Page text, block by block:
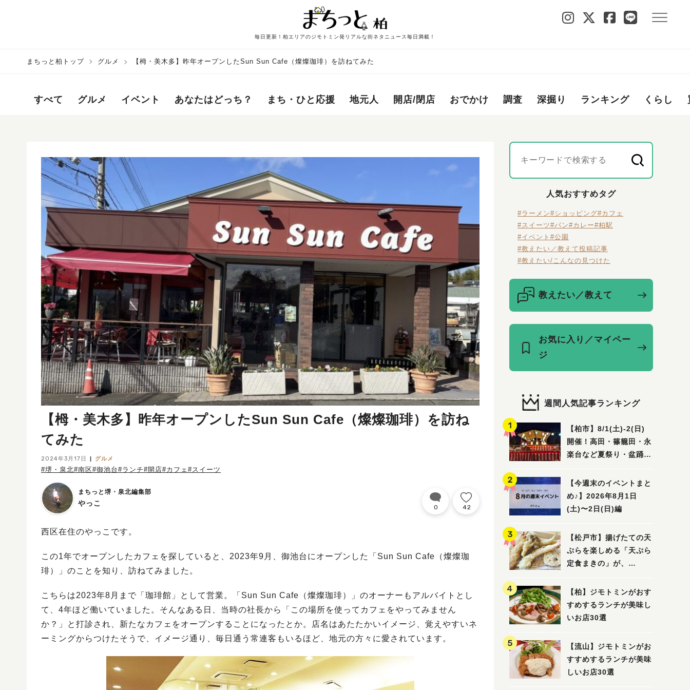
毎日更新！柏エリアのジモトミン発リアルな街ネタニュース毎日満載！
まちっと柏トップ グルメ 【栂・美木多】昨年オープンしたSun Sun Cafe（燦燦珈琲）を訪ねてみた
すべて グルメ イベント あなたはどっち？ まち・ひと応援 地元人 開店/閉店 おでかけ 調査 深掘り ランキング くらし
【栂・美木多】昨年オープンしたSun Sun Cafe（燦燦珈琲）を訪ね
てみた
2024年3月17日 グルメ
#堺・泉北#南区#御池台#ランチ#開店#カフェ #スイーツ
まちっと堺・泉北編集部
やっこ 0 42
西区在住のやっこです。
この1年でオープンしたカフェを探していると、2023年9月、御池台にオープンした「Sun Sun Cafe（燦燦珈
琲）」のことを知り、訪ねてみました。
こちらは2023年8月まで「珈琲館」として営業。「Sun Sun Cafe（燦燦珈琲）」のオーナーもアルバイトとし
て、4年ほど働いていました。そんなある日、当時の社長から「この場所を使ってカフェをやってみません
か？」と打診され、新たなカフェをオープンすることになったとか。店名はあたたかいイメージ、覚えやすいネ
ーミングからつけたそうで、イメージ通り、毎日通う常連客もいるほど、地元の方々に愛されています。
人気おすすめタグ
#ラーメン#ショッピング#カフェ
#スイーツ#パン#カレー#柏駅
#イベント #公園
#教えたい／教えて投稿記事
#教えたい/こんなの見つけた
教えたい／教えて
お気に入り／マイペー
ジ
週間人気記事ランキング
【柏市】8/1(土)‐2(日)
開催！高田・篠籠田・永
楽台など夏祭り・盆踊り
【今週末のイベントまと
め♪】2026年8月1日
(土)〜2日(日)編
【松戸市】揚げたての天
ぷらを楽しめる「天ぷら
定食まきの」が、
【柏】ジモトミンがおす
すめするランチが美味し
いお店30選
【流山】ジモトミンがお
すすめするランチが美味
しいお店30選